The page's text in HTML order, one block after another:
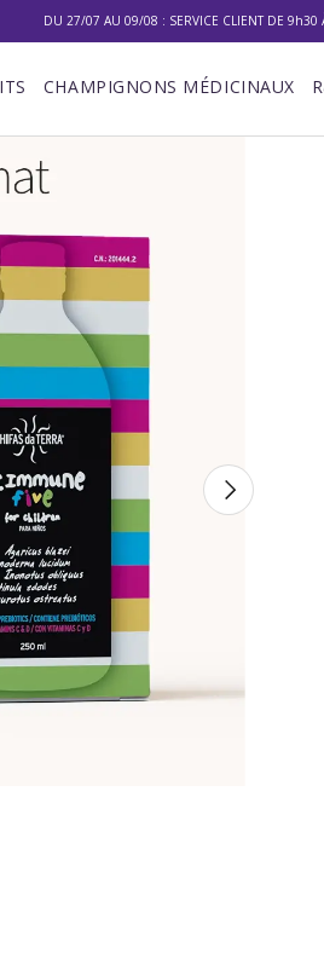
10% DE RÉDUCTION SUR VOTRE PREMIÈRE
CHAMPIGNONS MÉDICINAUX
Suivant